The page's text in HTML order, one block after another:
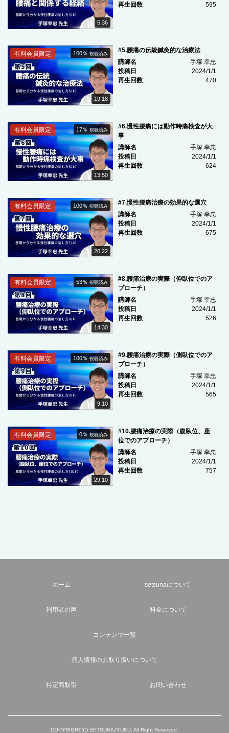
5:36
再生回数
595
19:18
100％視聴済み
有料会員限定
#5.腰痛の伝統鍼灸的な治療法
講師名
手塚 幸忠
投稿日
2024/1/1
再生回数
470
13:50
17％視聴済み
有料会員限定
#6.慢性腰痛には動作時痛検査が大
事
講師名
手塚 幸忠
投稿日
2024/1/1
再生回数
624
20:22
100％視聴済み
有料会員限定
#7.慢性腰痛治療の効果的な選穴
講師名
手塚 幸忠
投稿日
2024/1/1
再生回数
675
14:30
53％視聴済み
有料会員限定
#8.腰痛治療の実際（仰臥位でのア
プローチ）
講師名
手塚 幸忠
投稿日
2024/1/1
再生回数
526
9:10
100％視聴済み
有料会員限定
#9.腰痛治療の実際（側臥位でのア
プローチ）
講師名
手塚 幸忠
投稿日
2024/1/1
再生回数
565
29:10
0％視聴済み
有料会員限定
#10.腰痛治療の実際（腹臥位、座
位でのアプローチ）
講師名
手塚 幸忠
投稿日
2024/1/1
再生回数
757
ホーム setsunaについて
利用者の声 料金について
コンテンツ一覧
個人情報のお取り扱いについて
特定商取引 お問い合わせ
COPYRIGHT(C) SETSUNAJYUKU. All Right Reserved.